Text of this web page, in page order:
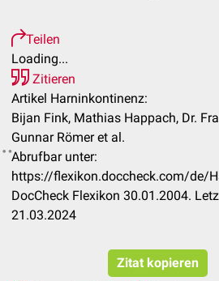
Teilen
Loading...
Zitieren
Artikel Harninkontinenz:
Bijan Fink, Mathias Happach, Dr.
Gunnar Römer et al.
Abrufbar unter:
https://flexikon.doccheck.com/de/
DocCheck Flexikon 30.01.2004.
21.03.2024
Zitat kopieren